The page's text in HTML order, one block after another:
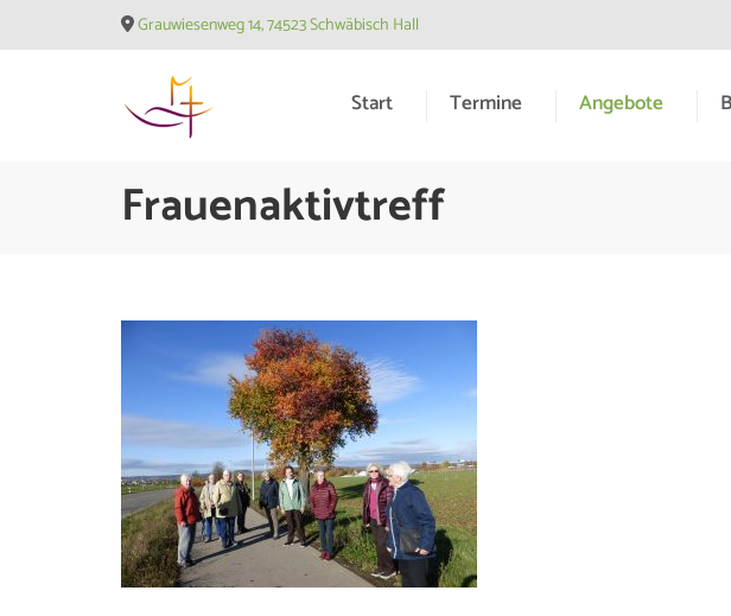
to
Grauwiesenweg 14, 74523 Schwäbisch Hall
Start Termine Angebote
Frauenaktivtreff